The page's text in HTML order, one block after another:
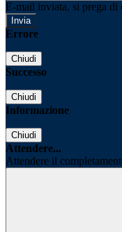
E-mail inviata, si prega di
Errore
Chiudi
Successo
Chiudi
Informazione
Chiudi
Attendere...
Attendere il